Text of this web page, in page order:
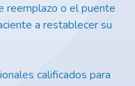
reemplazo o el puente
a restablecer su
calificados para